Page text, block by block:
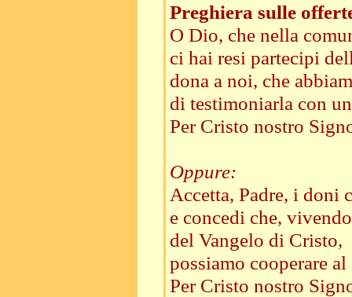
Preghiera sulle
O Dio, che nella
ci hai resi partecipi
dona a noi, che
di testimoniarla con
Per Cristo nostro
Oppure:
Accetta, Padre, i doni
e concedi che,
del Vangelo di Cristo,
possiamo cooperare
Per Cristo nostro